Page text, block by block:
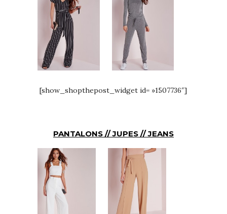
[show_shopthepost_widget id= »1507736″]
PANTALONS // JUPES // JEANS